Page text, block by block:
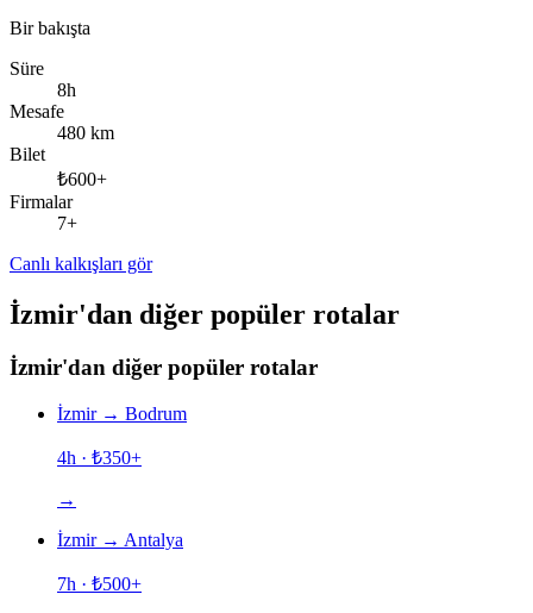
Bir bakışta
Süre
8h
Mesafe
480 km
Bilet
₺600+
Firmalar
7+
Canlı kalkışları gör
İzmir'dan diğer popüler rotalar
İzmir'dan diğer popüler rotalar
İzmir→ Bodrum
4h · ₺350+
→
İzmir→ Antalya
7h · ₺500+